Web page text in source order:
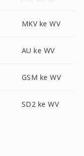
MKV ke WV
AU ke WV
GSM ke WV
SD2 ke WV